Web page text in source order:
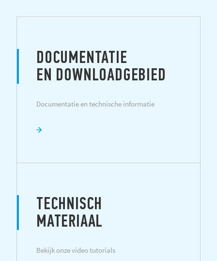
DOCUMENTATIE
EN DOWNLOADGEBIED
Documentatie en technische informatie
TECHNISCH
MATERIAAL
Bekijk onze video tutorials